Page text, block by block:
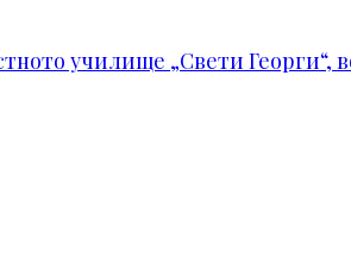
училище „Свети Георги“,